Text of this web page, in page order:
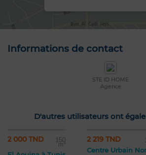
Informations de contact
STE ID HOME
Agence
D'autres utilisateurs ont
2 000 TND 150
m²
2 219 TND
Centre Urbain